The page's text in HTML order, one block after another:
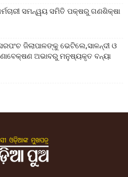
ସମନ୍ୱୟ ସମିତି ପକ୍ଷରୁ ଗଣଶିକ୍ଷା
ଜିଲାପାଳଙ୍କୁ ଭେଟିଲେ,ସାଳନ୍ଦୀ ଓ
ଅଭାବରୁ ମନୁଷ୍ୟକୃତ ବନ୍ୟା